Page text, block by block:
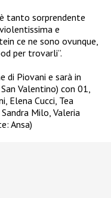
tanto sorprendente
e
ce ne sono ovunque,
per trovarli”.
di Piovani e sarà in
Valentino) con 01,
Elena Cucci, Tea
Milo, Valeria
Ansa)